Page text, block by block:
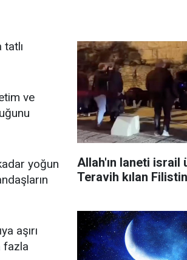
tatlı
ve
yoğun
aşırı
fazla
Allah'ın laneti israil
Teravih kılan